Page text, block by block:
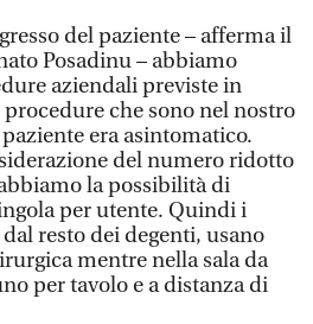
del paziente – afferma il
Posadinu – abbiamo
aziendali previste in
che sono nel nostro
era asintomatico.
del numero ridotto
la possibilità di
per utente. Quindi i
resto dei degenti, usano
mentre nella sala da
per tavolo e a distanza di